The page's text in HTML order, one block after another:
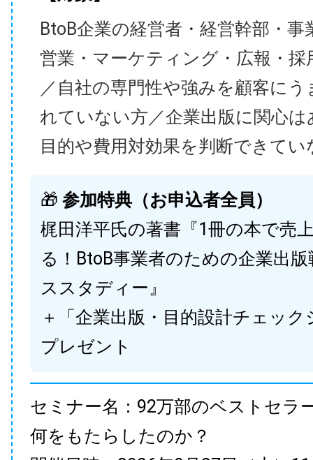
BtoB企業の経営者・経営幹部・事
営業・マーケティング・広報・採
／自社の専門性や強みを顧客に
れていない方／企業出版に関心
目的や費用対効果を判断できてい
🎁 参加特典（お申込者全員）
梶田洋平氏の著書『1冊の本で売
る！BtoB事業者のための企業出
ススタディー』
＋「企業出版・目的設計チェック
プレゼント
セミナー名：92万部のベストセラ
何をもたらしたのか？